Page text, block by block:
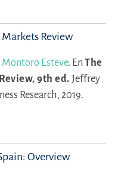
Review
Montoro Esteve. En The
9th ed. Jeffrey
Research, 2019.
Overview